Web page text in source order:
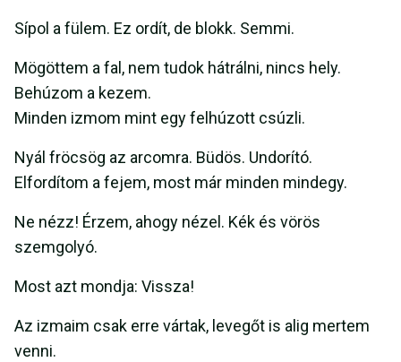
Sípol a fülem. Ez ordít, de blokk. Semmi.
Mögöttem a fal, nem tudok hátrálni, nincs hely.
Behúzom a kezem.
Minden izmom mint egy felhúzott csúzli.
Nyál fröcsög az arcomra. Büdös. Undorító.
Elfordítom a fejem, most már minden mindegy.
Ne nézz! Érzem, ahogy nézel. Kék és vörös
szemgolyó.
Most azt mondja: Vissza!
Az izmaim csak erre vártak, levegőt is alig mertem
venni.